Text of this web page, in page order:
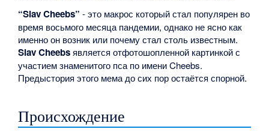
“Slav Cheebs” - это макрос который стал популярен во
время восьмого месяца пандемии, однако не ясно как
именно он возник или почему стал столь известным.
Slav Cheebsявляется отфотошопленной картинкой с
участием знаменитого пса по имени Cheebs.
Предыстория этого мема до сих пор остаётся спорной.
Происхождение